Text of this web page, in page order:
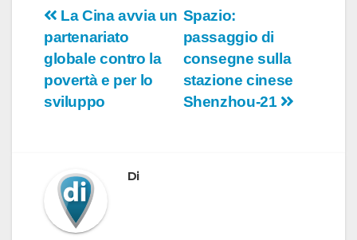
Navigazione
articoli
Spazio:
passaggio di
consegne sulla
stazione cinese
Shenzhou-21
La Cina avvia un
partenariato
globale contro la
povertà e per lo
sviluppo
Di